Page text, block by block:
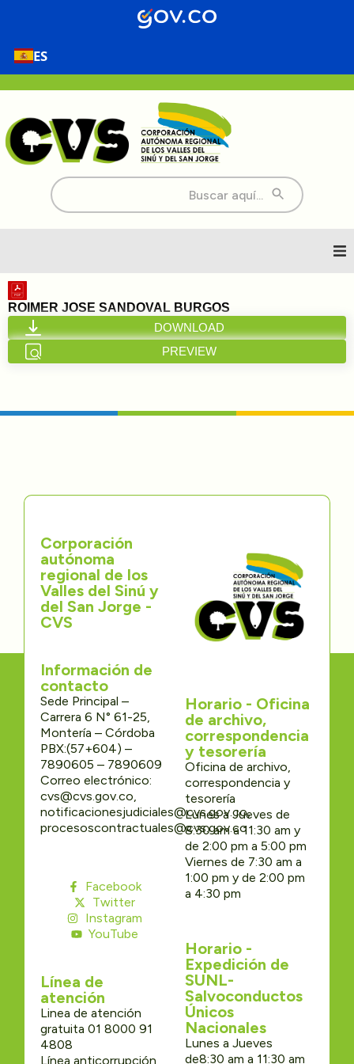
ES
Buscar:
Inicio
Nosotros
Transparencia
Participa
Trámites y Servicios
Contáctenos
ROIMER JOSE SANDOVAL BURGOS
DOWNLOAD
PREVIEW
Corporación
autónoma
regional de los
Valles del Sinú y
del San Jorge -
CVS
Información de
contacto
Sede Principal –
Carrera 6 N° 61-25,
Montería – Córdoba
PBX:(57+604) –
7890605 – 7890609
Correo electrónico:
cvs@cvs.gov.co,
notificacionesjudiciales@cvs.gov.co,
procesoscontractuales@cvs.gov.co
Facebook
Twitter
Instagram
YouTube
Línea de
atención
Linea de atención
gratuita 01 8000 91
4808
Línea anticorrupción
Horario - Oficina
de archivo,
correspondencia
y tesorería
Oficina de archivo,
correspondencia y
tesorería
Lunes a Jueves de
8:30 am a 11:30 am y
de 2:00 pm a 5:00 pm
Viernes de 7:30 am a
1:00 pm y de 2:00 pm
a 4:30 pm
Horario -
Expedición de
SUNL-
Salvoconductos
Únicos
Nacionales
Lunes a Jueves
de8:30 am a 11:30 am